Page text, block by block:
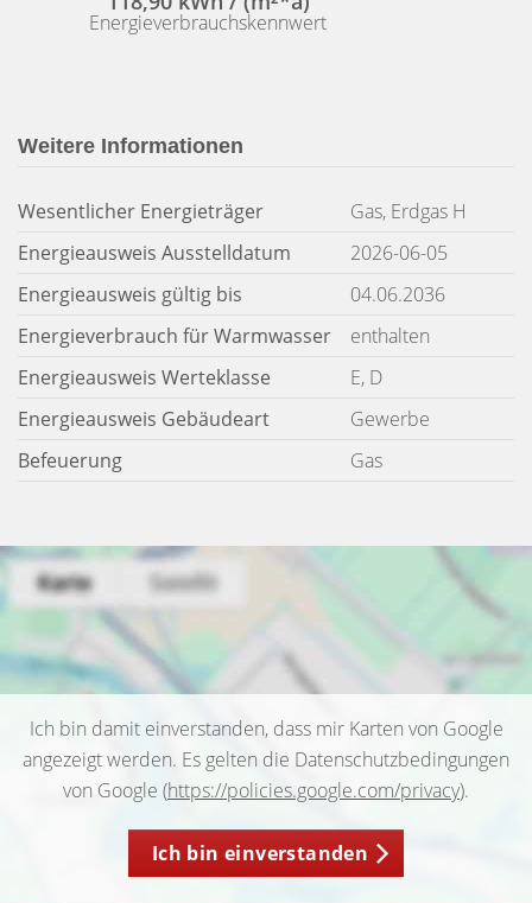
Energieverbrauchskennwert
Weitere Informationen
Wesentlicher Energieträger
Gas, Erdgas H
Energieausweis Ausstelldatum
2026-06-05
Energieausweis gültig bis
04.06.2036
Energieverbrauch für Warmwasser
enthalten
Energieausweis Werteklasse
E, D
Energieausweis Gebäudeart
Gewerbe
Befeuerung
Gas
Ich bin damit einverstanden, dass mir Karten von Google
angezeigt werden. Es gelten die Datenschutzbedingungen
von Google (https://policies.google.com/privacy).
Ich bin einverstanden